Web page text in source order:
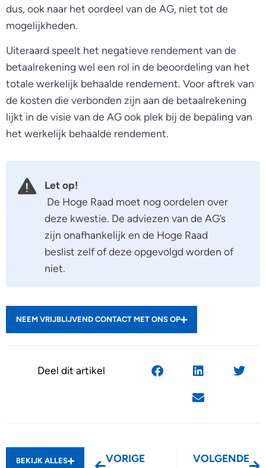
dus, ook naar het oordeel van de AG, niet tot de
mogelijkheden.
Uiteraard speelt het negatieve rendement van de
betaalrekening wel een rol in de beoordeling van het
totale werkelijk behaalde rendement. Voor aftrek van
de kosten die verbonden zijn aan de betaalrekening
lijkt in de visie van de AG ook plek bij de bepaling van
het werkelijk behaalde rendement.
Let op!
De Hoge Raad moet nog oordelen over
deze kwestie. De adviezen van de AG’s
zijn onafhankelijk en de Hoge Raad
beslist zelf of deze opgevolgd worden of
niet.
NEEM VRIJBLIJVEND CONTACT MET ONS OP
Deel dit artikel
BEKIJK ALLES
VORIGE
VOLGENDE